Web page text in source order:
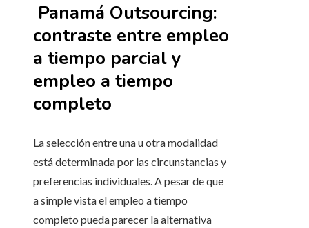
Panamá Outsourcing:
contraste entre empleo
a tiempo parcial y
empleo a tiempo
completo
La selección entre una u otra modalidad
está determinada por las circunstancias y
preferencias individuales. A pesar de que
a simple vista el empleo a tiempo
completo pueda parecer la alternativa